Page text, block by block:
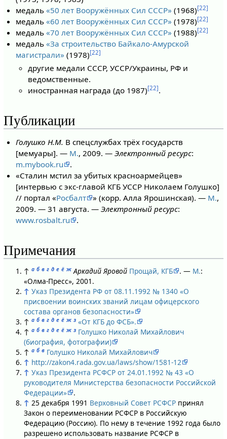
медаль«50 лет Вооружённых Сил СССР» (1968)[22]
медаль«60 лет Вооружённых Сил СССР» (1978)[22]
медаль«70 лет Вооружённых Сил СССР» (1988)[22]
медаль«За строительство Байкало-Амурской
магистрали» (1978)[22]
другие медали СССР, УССР/Украины, РФ и
ведомственные.
иностранная награда (до 1987)[22].
Публикации
Голушко Н.М. В спецслужбах трёх государств
[мемуары]. — М., 2009. —Электронный ресурс:
m.mybook.ru
.
«Сталин мстил за убитых красноармейцев»
[интервью с экс-главой КГБ УССР Николаем Голушко]
// портал «Росбалт » (корр. Алла Ярошинская). — М.,
2009. — 31 августа. —Электронный ресурс:
www.rosbalt.ru
.
Примечания
↑ а б в г д е ё ж Аркадий Яровой Прощай, КГБ . — М.:
«Олма-Пресс», 2001.
↑ Указ Президента РФ от 08.11.1992 № 1340 «О
присвоении воинских званий лицам офицерского
состава органов безопасности»
↑ а б в г д е ё ж з «От КГБ до ФСБ».
↑ а б в г д е ё ж з Голушко Николай Михайлович
(биография, фотографии)
↑ а б в Голушко Николай Михайлович
↑ http://zakon4.rada.gov.ua/laws/show/1581-12
↑ Указ Президента РСФСР от 24.01.1992 № 43 «О
руководителя Министерства безопасности Российской
Федерации»
.
↑ 25 декабря 1991 Верховный Совет РСФСРпринял
Закон о переименовании РСФСР в Российскую
Федерацию (Россию). По нему в течение 1992 года было
разрешено использовать название РСФСР в